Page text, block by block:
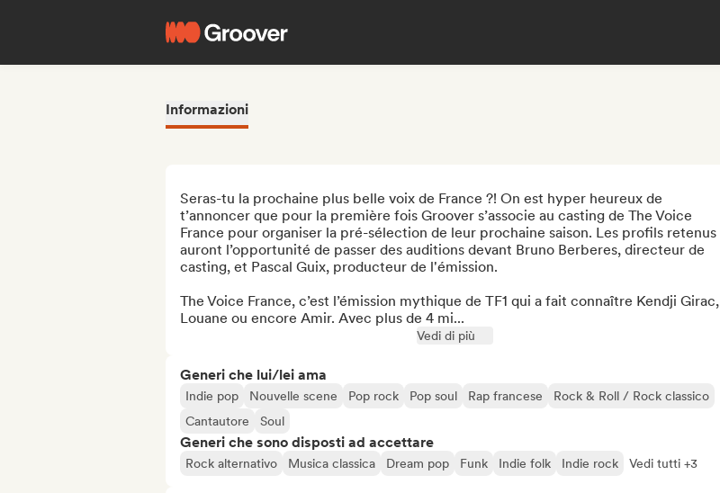
Informazioni
Seras-tu la prochaine plus belle voix de France ?! On est hyper heureux de
t’annoncer que pour la première fois Groover s’associe au casting de The Voice
France pour organiser la pré-sélection de leur prochaine saison. Les profils retenus
auront l’opportunité de passer des auditions devant Bruno Berberes, directeur de
casting, et Pascal Guix, producteur de l'émission.
The Voice France, c’est l’émission mythique de TF1 qui a fait connaître Kendji Girac,
Louane ou encore Amir. Avec plus de 4 mi...
Vedi di più
Generi che lui/lei ama
Indie pop Nouvelle scene Pop rock Pop soul Rap francese
Rock & Roll / Rock classico
Cantautore
Soul
Generi che sono disposti ad accettare
Rock alternativo Musica classica Dream pop Funk Indie folk Indie rock Vedi tutti +3